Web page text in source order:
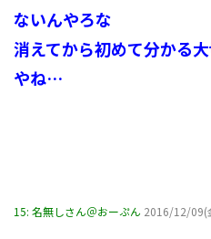
ないんやろな
消えてから初めて分かる
やね…
15: 名無しさん＠おーぷん 2016/12/09(